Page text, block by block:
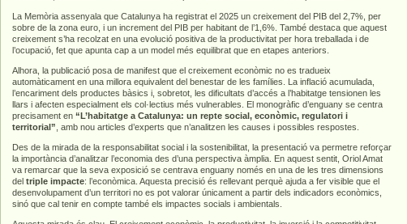
La Memòria assenyala que Catalunya ha registrat el 2025 un creixement del PIB del 2,7%, per
sobre de la zona euro, i un increment del PIB per habitant de l’1,6%. També destaca que aquest
creixement s’ha recolzat en una evolució positiva de la productivitat per hora treballada i de
l’ocupació, fet que apunta cap a un model més equilibrat que en etapes anteriors.
Alhora, la publicació posa de manifest que el creixement econòmic no es tradueix
automàticament en una millora equivalent del benestar de les famílies. La inflació acumulada,
l’encariment dels productes bàsics i, sobretot, les dificultats d’accés a l’habitatge tensionen les
llars i afecten especialment els col·lectius més vulnerables. El monogràfic d’enguany se centra
precisament en “L’habitatge a Catalunya: un repte social, econòmic, regulatori i
territorial” , amb nou articles d’experts que n’analitzen les causes i possibles respostes.
Des de la mirada de la responsabilitat social i la sostenibilitat, la presentació va permetre reforçar
la importància d’analitzar l’economia des d’una perspectiva àmplia. En aquest sentit, Oriol Amat
va remarcar que la seva exposició se centrava enguany només en una de les tres dimensions
del triple impacte: l’econòmica. Aquesta precisió és rellevant perquè ajuda a fer visible que el
desenvolupament d’un territori no es pot valorar únicament a partir dels indicadors econòmics,
sinó que cal tenir en compte també els impactes socials i ambientals.